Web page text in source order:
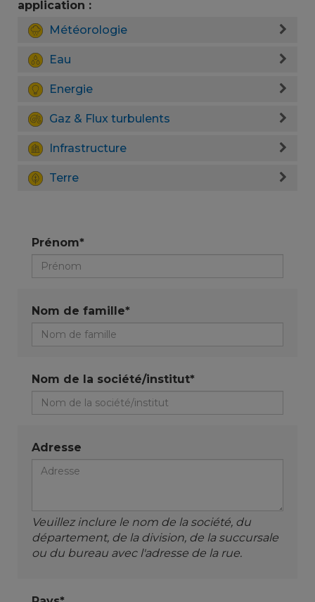
application :
Météorologie
Eau
Energie
Gaz & Flux turbulents
Infrastructure
Terre
Prénom*
Nom de famille*
Nom de la société/institut*
Adresse
Veuillez inclure le nom de la société, du
département, de la division, de la succursale
ou du bureau avec l'adresse de la rue.